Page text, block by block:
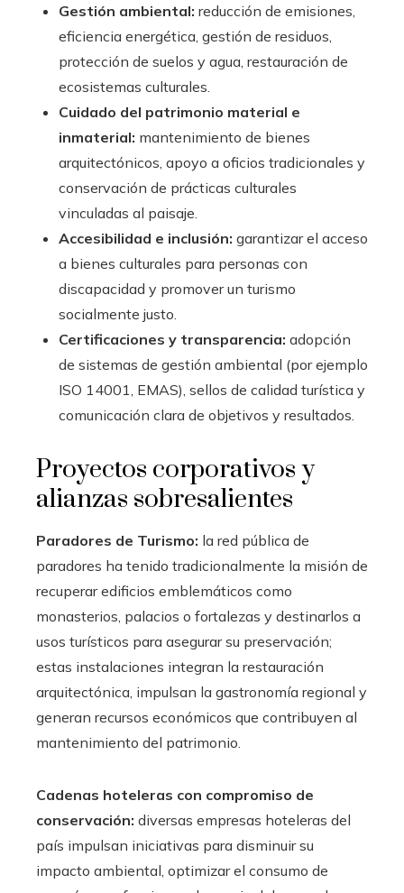
Gestión ambiental: reducción de emisiones,
eficiencia energética, gestión de residuos,
protección de suelos y agua, restauración de
ecosistemas culturales.
Cuidado del patrimonio material e
inmaterial: mantenimiento de bienes
arquitectónicos, apoyo a oficios tradicionales y
conservación de prácticas culturales
vinculadas al paisaje.
Accesibilidad e inclusión: garantizar el acceso
a bienes culturales para personas con
discapacidad y promover un turismo
socialmente justo.
Certificaciones y transparencia: adopción
de sistemas de gestión ambiental (por ejemplo
ISO 14001, EMAS), sellos de calidad turística y
comunicación clara de objetivos y resultados.
Proyectos corporativos y
alianzas sobresalientes
Paradores de Turismo: la red pública de
paradores ha tenido tradicionalmente la misión de
recuperar edificios emblemáticos como
monasterios, palacios o fortalezas y destinarlos a
usos turísticos para asegurar su preservación;
estas instalaciones integran la restauración
arquitectónica, impulsan la gastronomía regional y
generan recursos económicos que contribuyen al
mantenimiento del patrimonio.
Cadenas hoteleras con compromiso de
conservación: diversas empresas hoteleras del
país impulsan iniciativas para disminuir su
impacto ambiental, optimizar el consumo de